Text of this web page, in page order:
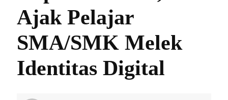
Ajak Pelajar
SMA/SMK Melek
Identitas Digital